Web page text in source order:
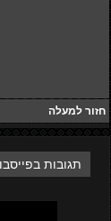
חזור למעלה
תגובות